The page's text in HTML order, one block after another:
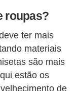
roupas?
ter mais
materiais
são mais
estão os
de